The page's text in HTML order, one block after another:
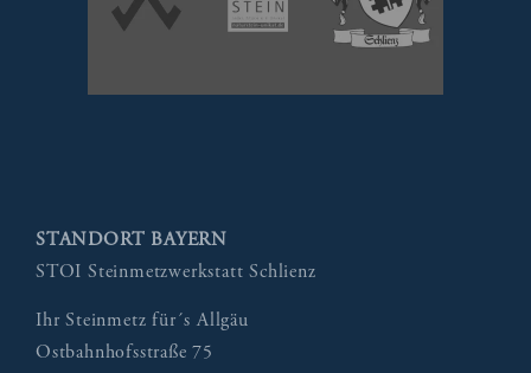
STANDORT BAYERN
STOI Steinmetzwerkstatt Schlienz
Ihr Steinmetz für´s Allgäu
Ostbahnhofsstraße 75